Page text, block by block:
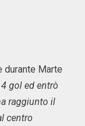
durante Marte
gol ed entrò
raggiunto il
centro